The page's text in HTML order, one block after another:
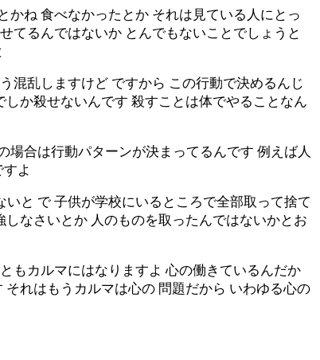
ね 食べなかったとか それは見ている人にとっ
てるんではないか とんでもないことでしょうと
混乱しますけど ですから この行動で決めるんじ
か殺せないんです 殺すことは体でやることなん
合は行動パターンが決まってるんです 例えば人
よ
と で 子供が学校にいるところで全部取って捨て
なさいとか 人のものを取ったんではないかとお
もカルマにはなりますよ 心の働きているんだか
れはもうカルマは心の 問題だから いわゆる心の